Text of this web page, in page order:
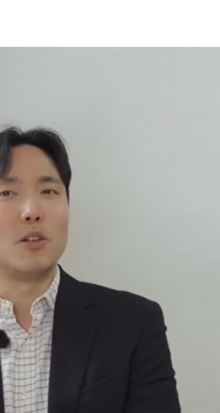
로 프로엠알 데모 신청하세요
빙 업무가 폭증하고, 법적 리스크 관리가 복
해지는 상황에서는 더욱 그렇습니다. 이런
제를 해결하기 위해서는 데이터 기반의 지능
형 플랫폼 도입이 필수적입니다. ProEMR은
바로 그런 요구에 부합하는 혁신적인 디지털
운영체제(OS)입니다. 이 글에서는 ProMR의
주요 기능과 장점, 그리고 실제 업무에 어떻
적용할 수 있는지 구체적으로 설명드리겠습
다. 또한, ProMR을 직접 경험할 수 있는 데모
신청 방법도 안내해 드립니다. ProER 데모
청: 왜 지금이 적기인가? ProMR은 제약사와
CSO, 헬스케어 영업 전문가, 그리고 컴플라
언스 담당자 모두에게 최적화된 솔루션입니
다. 특히 다음과 같은 상황에 계시다면
ProEMR 도입을 적극 고려해 보셔야 합니다.
조직 확장으로 인한 업무량 급증 정산과 증빙
업